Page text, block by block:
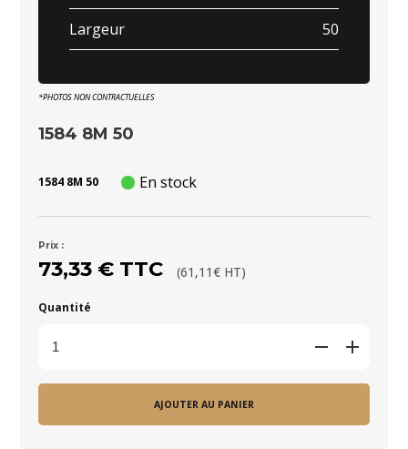
Largeur 50
*PHOTOS NON CONTRACTUELLES
1584 8M 50
1584 8M 50 En stock
Prix :
73,33 € TTC (61,11€ HT)
Quantité
AJOUTER AU PANIER